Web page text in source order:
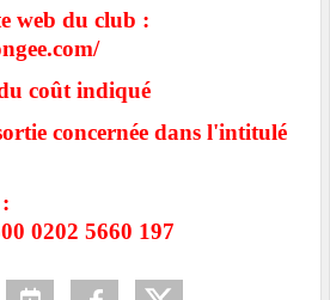
web du club :
du coût indiqué
concernée dans l'intitulé
0202 5660 197